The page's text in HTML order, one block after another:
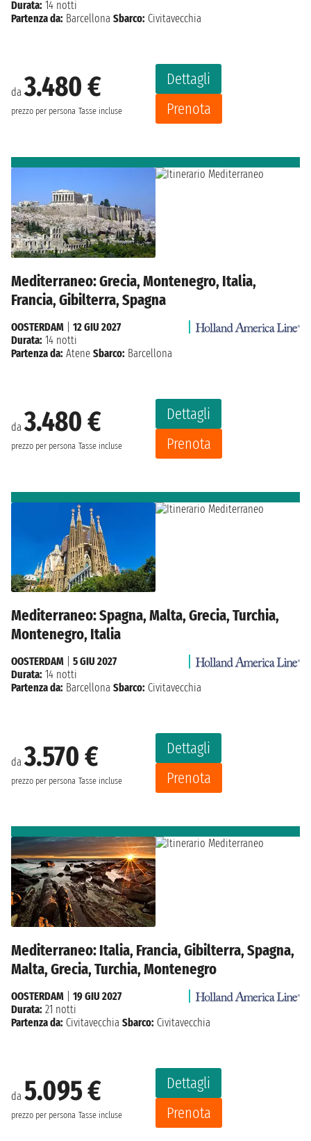
da3.480 €
prezzo per persona Tasse incluse
Dettagli
Prenota
Durata: 14 notti
Partenza da: Barcellona Sbarco: Civitavecchia
Mediterraneo: Grecia, Montenegro, Italia,
Francia, Gibilterra, Spagna
da3.480 €
prezzo per persona Tasse incluse
Dettagli
Prenota
OOSTERDAM
12 GIU 2027
Durata: 14 notti
Partenza da: Atene Sbarco: Barcellona
Mediterraneo: Spagna, Malta, Grecia, Turchia,
Montenegro, Italia
da3.570 €
prezzo per persona Tasse incluse
Dettagli
Prenota
OOSTERDAM
5 GIU 2027
Durata: 14 notti
Partenza da: Barcellona Sbarco: Civitavecchia
Mediterraneo: Italia, Francia, Gibilterra, Spagna,
Malta, Grecia, Turchia, Montenegro
da 5.095 €
prezzo per persona Tasse incluse
Dettagli
Prenota
OOSTERDAM
19 GIU 2027
Durata: 21 notti
Partenza da: Civitavecchia Sbarco: Civitavecchia